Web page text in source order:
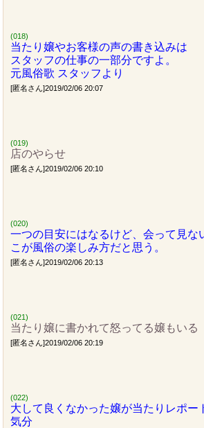
(018)
当たり嬢やお客様の声の書き込みは
スタッフの仕事の一部分ですよ。
元風俗歌 スタッフより
[匿名さん]2019/02/06 20:07
(019)
店のやらせ
[匿名さん]2019/02/06 20:10
(020)
一つの目安にはなるけど、会って見な
こが風俗の楽しみ方だと思う。
[匿名さん]2019/02/06 20:13
(021)
当たり嬢に書かれて怒ってる嬢もいる
[匿名さん]2019/02/06 20:19
(022)
大して良くなかった嬢が当たりレポー
気分